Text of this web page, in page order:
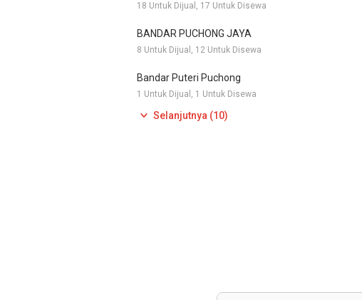
18 Untuk Dijual, 17 Untuk Disewa
BANDAR PUCHONG JAYA
8 Untuk Dijual, 12 Untuk Disewa
Bandar Puteri Puchong
1 Untuk Dijual, 1 Untuk Disewa
Selanjutnya (10)